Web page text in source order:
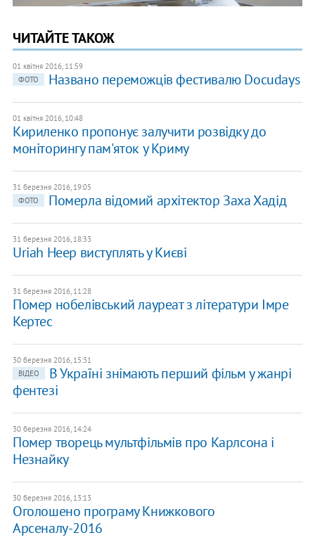
ЧИТАЙТЕ ТАКОЖ
01 квітня 2016, 11:59
ФОТО
Названо переможців фестивалю Docudays
01 квітня 2016, 10:48
Кириленко пропонує залучити розвідку до
моніторингу пам'яток у Криму
31 березня 2016, 19:05
ФОТО
Померла відомий архітектор Заха Хадід
31 березня 2016, 18:33
Uriah Heep виступлять у Києві
31 березня 2016, 11:28
Помер нобелівський лауреат з літератури Імре
Кертес
30 березня 2016, 15:31
ВІДЕО
В Україні знімають перший фільм у жанрі
фентезі
30 березня 2016, 14:24
Помер творець мультфільмів про Карлсона і
Незнайку
30 березня 2016, 13:13
Оголошено програму Книжкового
Арсеналу-2016